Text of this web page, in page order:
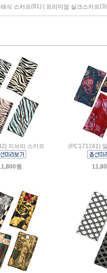
식 스카프(81) | 프리미엄 실크스카프(3) |
지브라 스카프
원
(PC171241)